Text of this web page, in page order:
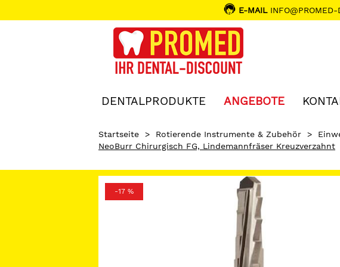
E-MAILINFO@PROMED-
DENTALPRODUKTE ANGEBOTE
Startseite > Rotierende Instrumente & Zubehör >
NeoBurr Chirurgisch FG, Lindemannfräser Kreuzverzahnt
-17 %